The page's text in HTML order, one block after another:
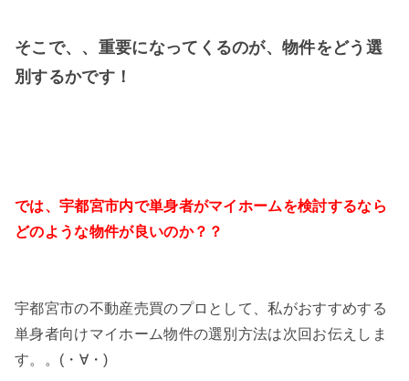
そこで、、重要になってくるのが、物件をどう選
別するかです！
では、宇都宮市内で単身者がマイホームを検討するなら
どのような物件が良いのか？？
宇都宮市の不動産売買のプロとして、私がおすすめする
単身者向けマイホーム物件の選別方法は次回お伝えしま
す。。(・∀・)